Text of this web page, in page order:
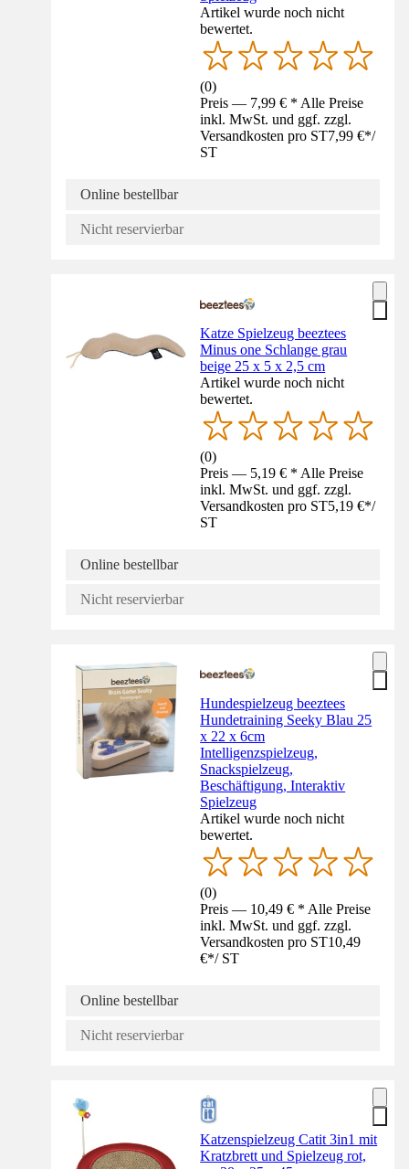
Artikel wurde noch nicht
bewertet.
(0)
Preis — 7,99 € * Alle Preise
inkl. MwSt. und ggf. zzgl.
Versandkosten pro ST7,99 €*/
ST
Online bestellbar
Nicht reservierbar
Katze Spielzeug beeztees
Minus one Schlange grau
beige 25 x 5 x 2,5 cm
Artikel wurde noch nicht
bewertet.
(0)
Preis — 5,19 € * Alle Preise
inkl. MwSt. und ggf. zzgl.
Versandkosten pro ST5,19 €*/
ST
Online bestellbar
Nicht reservierbar
Hundespielzeug beeztees
Hundetraining Seeky Blau 25
x 22 x 6cm
Intelligenzspielzeug,
Snackspielzeug,
Beschäftigung, Interaktiv
Spielzeug
Artikel wurde noch nicht
bewertet.
(0)
Preis — 10,49 € * Alle Preise
inkl. MwSt. und ggf. zzgl.
Versandkosten pro ST10,49
€*/ ST
Online bestellbar
Nicht reservierbar
Katzenspielzeug Catit 3in1 mit
Kratzbrett und Spielzeug rot,